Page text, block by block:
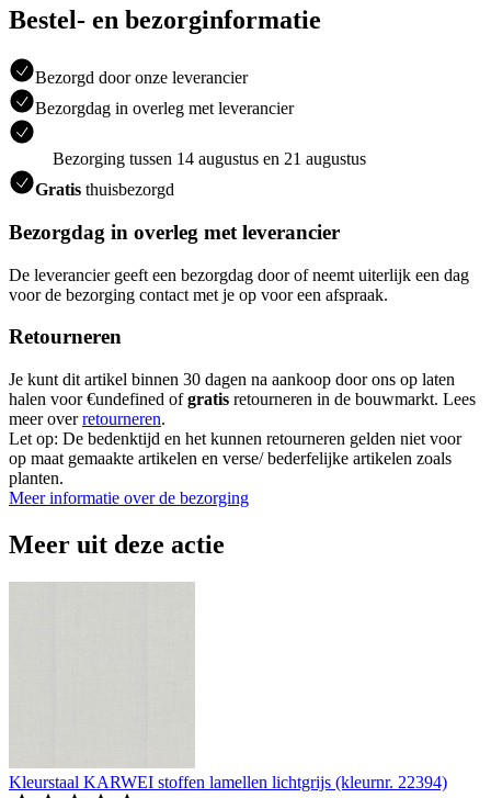
Bestel- en bezorginformatie
Bezorgd door onze leverancier
Bezorgdag in overleg met leverancier
Bezorging tussen 14 augustus en 21 augustus
Gratis thuisbezorgd
Bezorgdag in overleg met leverancier
De leverancier geeft een bezorgdag door of neemt uiterlijk een dag
voor de bezorging contact met je op voor een afspraak.
Retourneren
Je kunt dit artikel binnen 30 dagen na aankoop door ons op laten
halen voor €undefined ofgratis retourneren in de bouwmarkt. Lees
meer overretourneren.
Let op: De bedenktijd en het kunnen retourneren gelden niet voor
op maat gemaakte artikelen en verse/ bederfelijke artikelen zoals
planten.
Meer informatie over de bezorging
Meer uit deze actie
Kleurstaal KARWEI stoffen lamellen lichtgrijs (kleurnr. 22394)